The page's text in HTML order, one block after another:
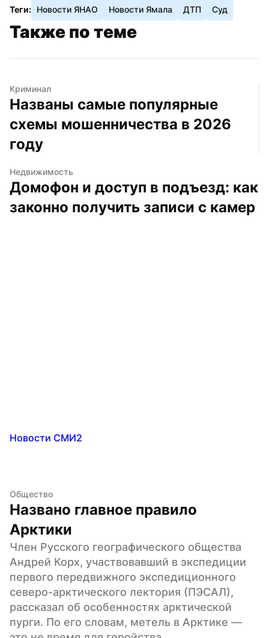
Теги: Новости ЯНАО Новости Ямала ДТП Суд
Также по теме
Криминал
Названы самые популярные
схемы мошенничества в 2026
году
Недвижимость
Домофон и доступ в подъезд: как
законно получить записи с камер
Новости СМИ2
Общество
Названо главное правило
Арктики
Член Русского географического общества
Андрей Корх, участвовавший в экспедиции
первого передвижного экспедиционного
северо-арктического лектория (ПЭСАЛ),
рассказал об особенностях арктической
пурги. По его словам, метель в Арктике —